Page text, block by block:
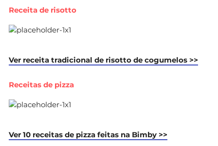
Receita de risotto
Ver receita tradicional de risotto de cogumelos >>
Receitas de pizza
Ver 10 receitas de pizza feitas na Bimby >>